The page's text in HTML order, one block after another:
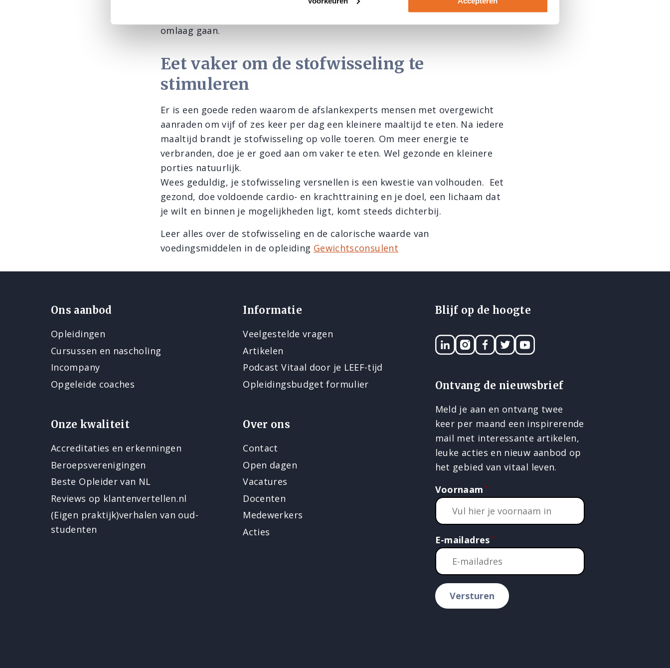
procent van je dagelijkse behoefte gaat, want anders kan je stofwisseling
omlaag gaan.
Eet vaker om de stofwisseling te
stimuleren
Er is een goede reden waarom de afslankexperts mensen met overgewicht
aanraden om vijf of zes keer per dag een kleinere maaltijd te eten. Na iedere
maaltijd brandt je stofwisseling op volle toeren. Om meer energie te
verbranden, doe je er goed aan om vaker te eten. Wel gezonde en kleinere
porties natuurlijk.
Wees geduldig, je stofwisseling versnellen is een kwestie van volhouden. Eet
gezond, doe voldoende cardio- en krachttraining en je doel, een lichaam dat
je wilt en binnen je mogelijkheden ligt, komt steeds dichterbij.
Leer alles over de stofwisseling en de calorische waarde van
voedingsmiddelen in de opleiding Gewichtsconsulent
Ons aanbod
Opleidingen
Cursussen en nascholing
Incompany
Opgeleide coaches
Informatie
Veelgestelde vragen
Artikelen
Podcast Vitaal door je LEEF-tijd
Opleidingsbudget formulier
Onze kwaliteit
Accreditaties en erkenningen
Beroepsverenigingen
Beste Opleider van NL
Reviews op klantenvertellen.nl
(Eigen praktijk)verhalen van oud-
studenten
Over ons
Contact
Open dagen
Vacatures
Docenten
Medewerkers
Acties
Blijf op de hoogte
LinkedINInstagram
Facebook
TwitterYouTube
Ontvang de nieuwsbrief
Meld je aan en ontvang twee
keer per maand een inspirerende
mail met interessante artikelen,
leuke acties en nieuw aanbod op
het gebied van vitaal leven.
Voornaam
E-mailadres
Versturen